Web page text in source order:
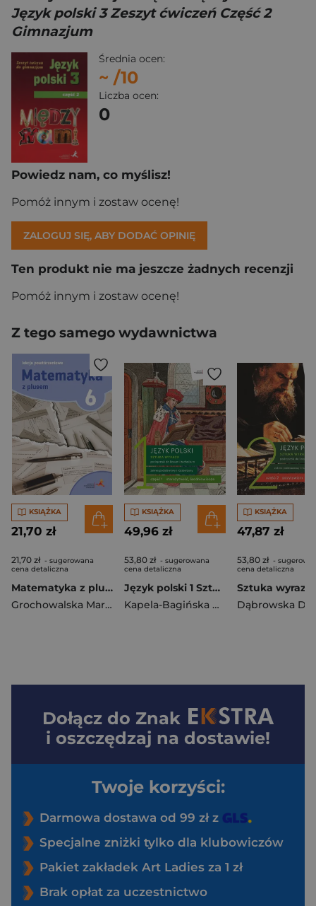
Język polski 3 Zeszyt ćwiczeń Część 2
Gimnazjum
Średnia ocen:
~ /10
Liczba ocen:
0
Powiedz nam, co myślisz!
Pomóż innym i zostaw ocenę!
ZALOGUJ SIĘ, ABY DODAĆ OPINIĘ
Ten produkt nie ma jeszcze żadnych recenzji
Pomóż innym i zostaw ocenę!
Z tego samego wydawnictwa
KSIĄŻKA
21,70 zł
21,70 zł - sugerowana
cena detaliczna
Matematyka z plusem 6 Lekcje powtórzeniowe Szkoła podstawowa
Grochowalska Marzenna
KSIĄŻKA
49,96 zł
53,80 zł - sugerowana
cena detaliczna
Język polski 1 Sztuka wyrazu Podręcznik Część 1. Zakres podstawowy i rozszerzony Szkoła ponadpodstawowa
Kapela-Bagińska Beata
,Zaporowicz
KSIĄŻKA
47,87 zł
53,80 zł -
cena detaliczna
Dołącz do Znak
i oszczędzaj na dostawie!
Twoje korzyści:
Darmowa dostawa od 99 zł z
Specjalne zniżki tylko dla klubowiczów
Pakiet zakładek Art Ladies za 1 zł
Brak opłat za uczestnictwo